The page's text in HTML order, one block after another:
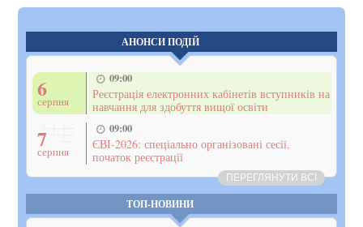
АНОНСИ ПОДІЙ
6
серпня
09:00
Реєстрація електронних кабінетів вступників на
навчання для здобуття вищої освіти
7
серпня
09:00
ЄВІ-2026: спеціально організовані сесії,
початок реєстрації
ПЕРЕГЛЯНУТИ ВСІ
ТОП-НОВИНИ